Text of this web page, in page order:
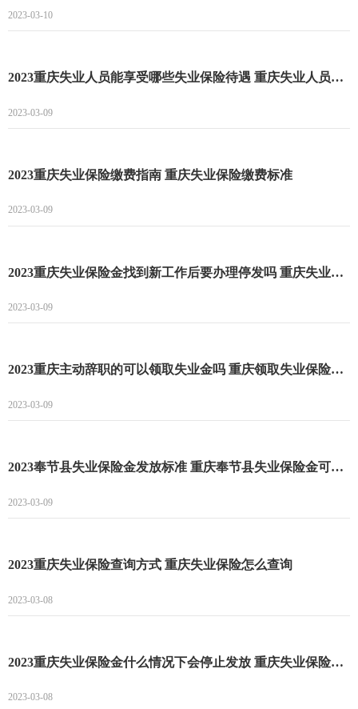
2023-03-10
2023重庆失业人员能享受哪些失业保险待遇 重庆失业人员能享受的失业保险待遇一览
2023-03-09
2023重庆失业保险缴费指南 重庆失业保险缴费标准
2023-03-09
2023重庆失业保险金找到新工作后要办理停发吗 重庆失业保险金一生只能领一次吗
2023-03-09
2023重庆主动辞职的可以领取失业金吗 重庆领取失业保险金的条件
2023-03-09
2023奉节县失业保险金发放标准 重庆奉节县失业保险金可以领多长时间
2023-03-09
2023重庆失业保险查询方式 重庆失业保险怎么查询
2023-03-08
2023重庆失业保险金什么情况下会停止发放 重庆失业保险可以领取多久
2023-03-08